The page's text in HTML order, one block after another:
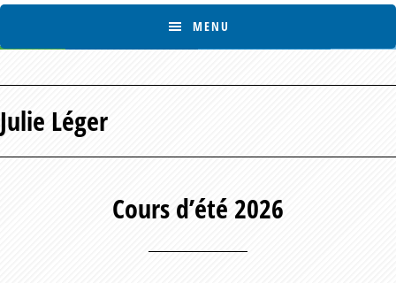
MENU
Julie Léger
Cours d’été 2026